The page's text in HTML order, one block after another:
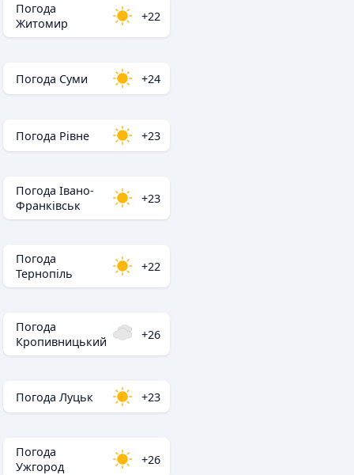
Погода
Житомир
+22
Погода Суми +24
Погода Рівне +23
Погода Івано-
Франківськ
+23
Погода
Тернопіль
+22
Погода
Кропивницький
+26
Погода Луцьк +23
Погода
Ужгород
+26